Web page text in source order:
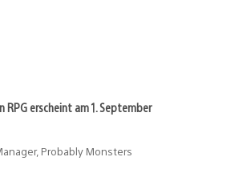
RPG erscheint am 1. September
Probably Monsters